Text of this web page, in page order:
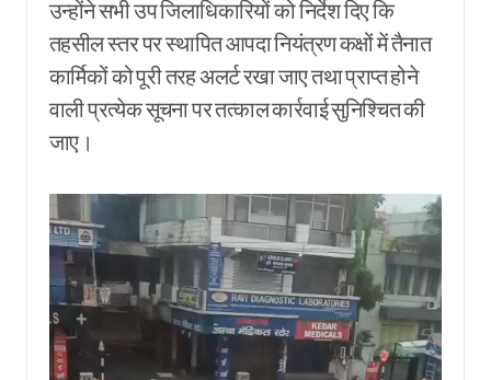
उन्होंने सभी उप जिलाधिकारियों को निर्देश दिए कि
तहसील स्तर पर स्थापित आपदा नियंत्रण कक्षों में तैनात
कार्मिकों को पूरी तरह अलर्ट रखा जाए तथा प्राप्त होने
वाली प्रत्येक सूचना पर तत्काल कार्रवाई सुनिश्चित की
जाए।
Video
Player